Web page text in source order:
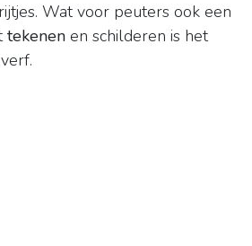
Wat voor peuters ook een
tekenen en schilderen is het